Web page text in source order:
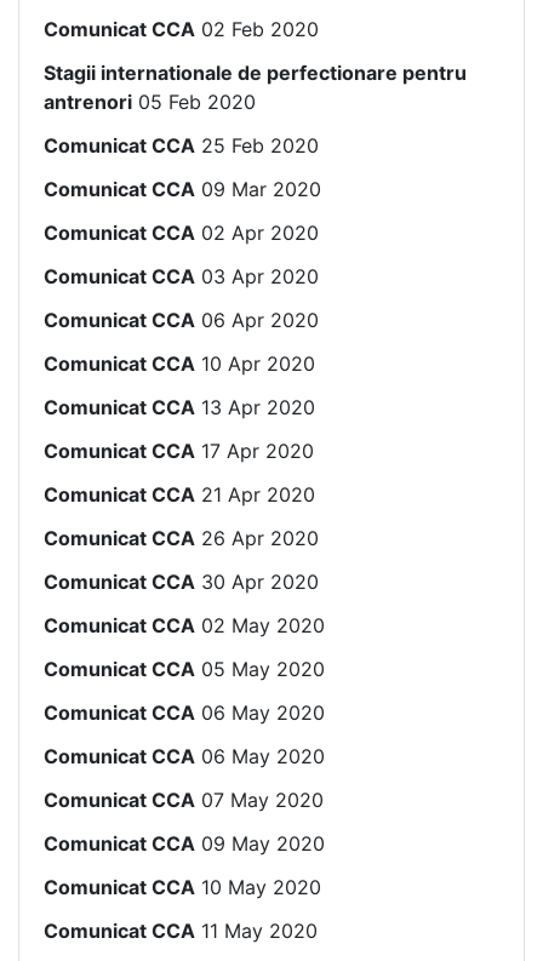
Comunicat CCA 02 Feb 2020
Stagii internationale de perfectionare pentru
antrenori 05 Feb 2020
Comunicat CCA 25 Feb 2020
Comunicat CCA 09 Mar 2020
Comunicat CCA 02 Apr 2020
Comunicat CCA 03 Apr 2020
Comunicat CCA 06 Apr 2020
Comunicat CCA 10 Apr 2020
Comunicat CCA 13 Apr 2020
Comunicat CCA 17 Apr 2020
Comunicat CCA 21 Apr 2020
Comunicat CCA 26 Apr 2020
Comunicat CCA 30 Apr 2020
Comunicat CCA 02 May 2020
Comunicat CCA 05 May 2020
Comunicat CCA 06 May 2020
Comunicat CCA 06 May 2020
Comunicat CCA 07 May 2020
Comunicat CCA 09 May 2020
Comunicat CCA 10 May 2020
Comunicat CCA 11 May 2020